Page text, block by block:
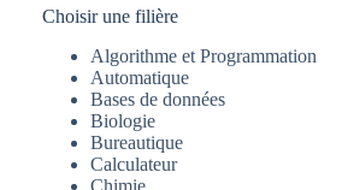
Choisir une filière
Algorithme et Programmation
Automatique
Bases de données
Biologie
Bureautique
Calculateur
Chimie